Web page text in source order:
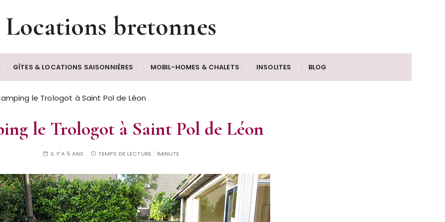
Locations bretonnes
GÎTES & LOCATIONS SAISONNIÈRES MOBIL-HOMES & CHALETS INSOLITES BLOG
le Trologot à Saint Pol de Léon
le Trologot à Saint Pol de Léon
IL Y'A 5 ANS TEMPS DE LECTURE : 1MINUTE